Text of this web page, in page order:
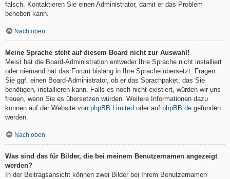
falsch. Kontaktieren Sie einen Administrator, damit er das Problem
beheben kann.
Nach oben
Meine Sprache steht auf diesem Board nicht zur Auswahl!
Meist hat die Board-Administration entweder Ihre Sprache nicht installiert
oder niemand hat das Forum bislang in Ihre Sprache übersetzt. Fragen
Sie ggf. einen Board-Administrator, ob er das Sprachpaket, das Sie
benötigen, installieren kann. Falls es noch nicht existiert, würden wir uns
freuen, wenn Sie es übersetzen würden. Weitere Informationen dazu
können auf der Website von phpBB Limited oder auf phpBB.de gefunden
werden.
Nach oben
Was sind das für Bilder, die bei meinem Benutzernamen angezeigt
werden?
In der Beitragsansicht können zwei Bilder bei Ihrem Benutzernamen